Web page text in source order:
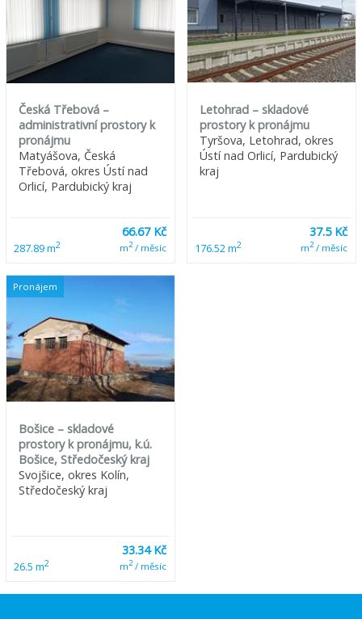
Česká Třebová –
administrativní prostory k
pronájmu
Matyášova, Česká
Třebová, okres Ústí nad
Orlicí, Pardubický kraj
287.89 m2
66.67 Kč
m2/ měsíc
Letohrad – skladové
prostory k pronájmu
Tyršova, Letohrad, okres
Ústí nad Orlicí, Pardubický
kraj
176.52 m2
37.5 Kč
m2/ měsíc
Pronájem
Bošice – skladové
prostory k pronájmu, k.ú.
Bošice, Středočeský kraj
Svojšice, okres Kolín,
Středočeský kraj
26.5 m2
33.34 Kč
m2/ měsíc